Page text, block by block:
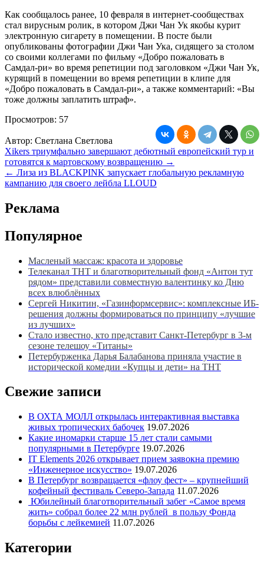
Как сообщалось ранее, 10 февраля в интернет-сообществах
стал вирусным ролик, в котором Джи Чан Ук якобы курит
электронную сигарету в помещении. В посте были
опубликованы фотографии Джи Чан Ука, сидящего за столом
со своими коллегами по фильму «Добро пожаловать в
Самдал-ри» во время репетиции под заголовком «Джи Чан Ук,
курящий в помещении во время репетиции в клипе для
«Добро пожаловать в Самдал-ри», а также комментарий: «Вы
тоже должны заплатить штраф».
Просмотров: 57
Автор: Светлана Светлова
Навигация
по
записям
Xikers триумфально завершают дебютный европейский тур и
готовятся к мартовскому возвращению →
← Лиза из BLACKPINK запускает глобальную рекламную
кампанию для своего лейбла LLOUD
Реклама
Популярное
Масленый массаж: красота и здоровье
Телеканал ТНТ и благотворительный фонд «Антон тут
рядом» представили совместную валентинку ко Дню
всех влюблённых
Сергей Никитин, «Газинформсервис»: комплексные ИБ-
решения должны формироваться по принципу «лучшие
из лучших»
Стало известно, кто представит Санкт-Петербург в 3-м
сезоне телешоу «Титаны»
Петербурженка Дарья Балабанова приняла участие в
исторической комедии «Купцы и дети» на ТНТ
Свежие записи
В ОХТА МОЛЛ открылась интерактивная выставка
живых тропических бабочек 19.07.2026
Какие иномарки старше 15 лет стали самыми
популярными в Петербурге 19.07.2026
IT Elements 2026 открывает прием заявокна премию
«Инженерное искусство» 19.07.2026
В Петербург возвращается «флоу фест» – крупнейший
кофейный фестиваль Северо-Запада 11.07.2026
Юбилейный благотворительный забег «Самое время
жить» собрал более 22 млн рублей в пользу Фонда
борьбы с лейкемией 11.07.2026
Категории